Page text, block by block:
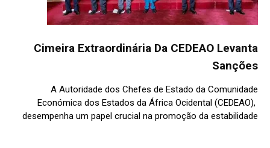
Cimeira Extraordinária Da CEDEAO Levanta
Sanções
A Autoridade dos Chefes de Estado da Comunidade
Económica dos Estados da África Ocidental (CEDEAO),
desempenha um papel crucial na promoção da estabilidade